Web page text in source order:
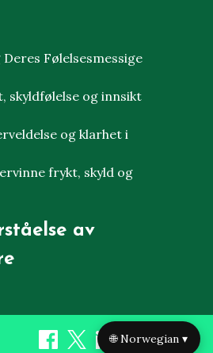
Følelsesmessige
skyldfølelse og innsikt
og klarhet i
frykt, skyld og
av
🌐 Norwegian ▾